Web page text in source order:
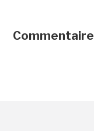
Commentaire